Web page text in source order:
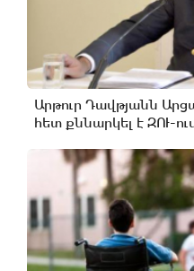
Արթուր Դավթյանն
հետ քննարկել է ԶՈՒ-